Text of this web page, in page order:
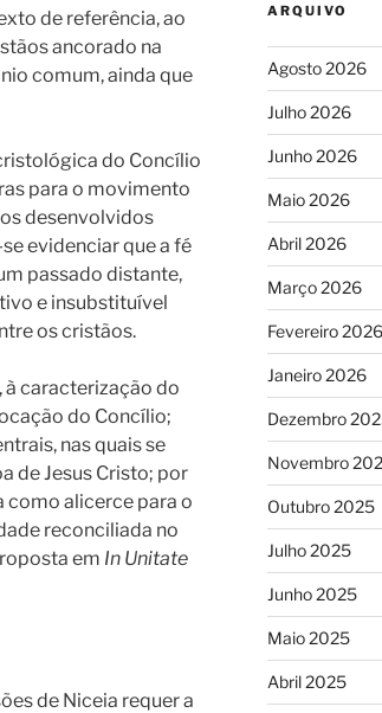
de referência, ao
ancorado na
comum, ainda que
do Concílio
para o movimento
desenvolvidos
evidenciar que a fé
passado distante,
e insubstituível
os cristãos.
à caracterização do
do Concílio;
nas quais se
de Jesus Cristo; por
como alicerce para o
reconciliada no
em In Unitate
de Niceia requer a
ARQUIVO
Agosto 2026
Julho 2026
Junho 2026
Maio 2026
Abril 2026
Março 2026
Fevereiro 2026
Janeiro 2026
Dezembro
Novembro
Outubro 2025
Julho 2025
Junho 2025
Maio 2025
Abril 2025